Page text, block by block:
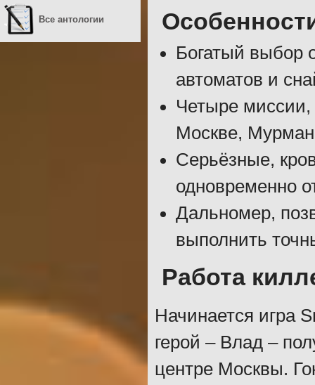
Богатый выбор
автоматов и
Четыре миссии,
Москве,
Серьёзные,
одновременно
Дальномер,
выполнить
Работа
Начинается игра
герой – Влад –
центре Москвы.
Все антологии